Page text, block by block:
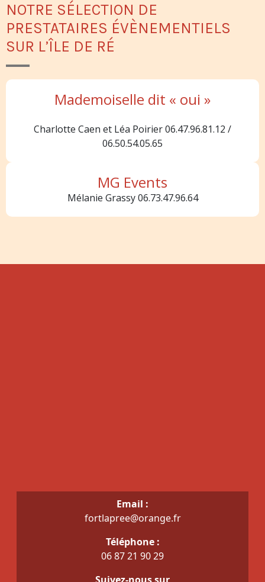
NOTRE SÉLECTION DE
PRESTATAIRES ÉVÈNEMENTIELS
SUR L’ÎLE DE RÉ
Mademoiselle dit « oui »
Charlotte Caen et Léa Poirier 06.47.96.81.12 /
06.50.54.05.65
MG Events
Mélanie Grassy 06.73.47.96.64
Email :
fortlapree@orange.fr
Téléphone :
06 87 21 90 29